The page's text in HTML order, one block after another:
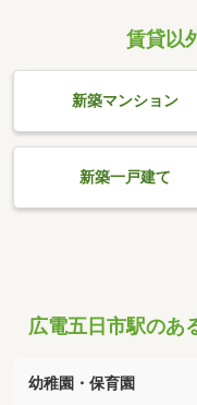
賃貸以
新築マンション
新築一戸建て
広電五日市駅のあ
幼稚園・保育園